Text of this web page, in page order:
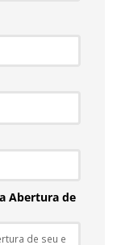
Abertura de